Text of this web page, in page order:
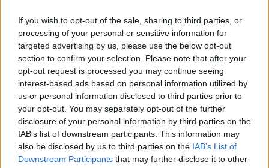
If you wish to opt-out of the sale, sharing to third parties, or
processing of your personal or sensitive information for
targeted advertising by us, please use the below opt-out
section to confirm your selection. Please note that after your
opt-out request is processed you may continue seeing
interest-based ads based on personal information utilized by
us or personal information disclosed to third parties prior to
your opt-out. You may separately opt-out of the further
disclosure of your personal information by third parties on the
IAB’s list of downstream participants. This information may
also be disclosed by us to third parties on the IAB’s List of
Downstream Participants that may further disclose it to other
και δεν παρατηρήθηκε θαλάσσια ρύπανση. Από το
Λιμεναρχείο Νεάπολης Βοιών, απαγορεύτηκε ο
απόπλους του Ε/Γ-Ο/Γ, μέχρι την προσκόμιση
βεβαιωτικού αξιοπλοΐας από τον νηογνώμονα που
το παρακολουθεί, ενώ παράλληλα κινήθηκε η
διαδικασία επιβολής διοικητικών κυρώσεων.
Δείτε εδώ το βίντεο που δημοσίευσε η
ιστοσελίδα ethnos.gr